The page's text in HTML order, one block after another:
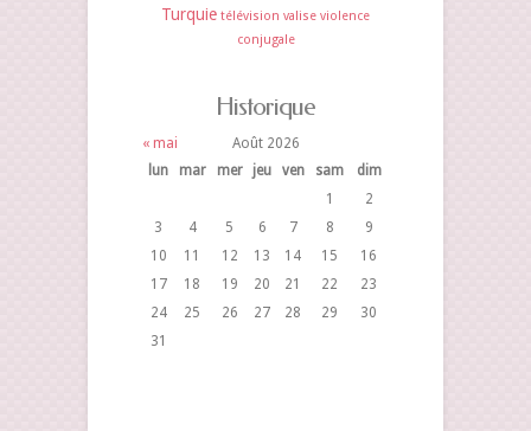
Turquie télévision valise violence
conjugale
Historique
« mai
Août 2026
lun
mar mer jeu ven sam
dim
1
2
3
4 5 6 7 8
9
10
11 12 13 14 15
16
17
18 19 20 21 22
23
24
25 26 27 28 29
30
31